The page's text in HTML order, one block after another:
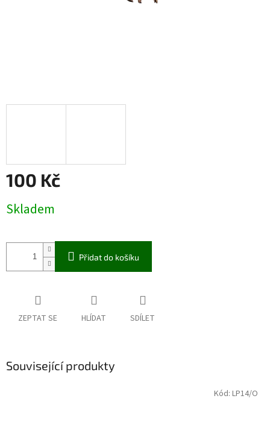
100 Kč
cena:
Skladem
Přidat do košíku
ZEPTAT SE HLÍDAT SDÍLET
Související produkty
Kód: LP14/O